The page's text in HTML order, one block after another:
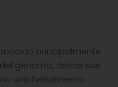
principalmente
genoma, desde sus
una herramienta